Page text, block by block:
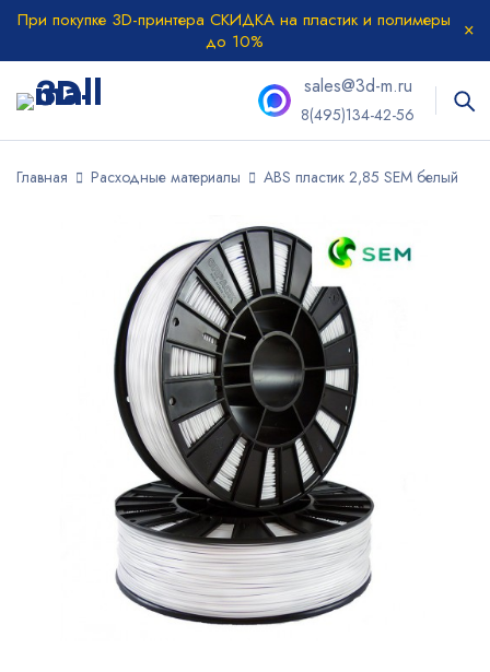
При покупке 3D-принтера СКИДКА на пластик и полимеры
до 10%
sales@3d-m.ru
8(495)134-42-56
Главная Расходные материалы ABS пластик 2,85 SEM белый